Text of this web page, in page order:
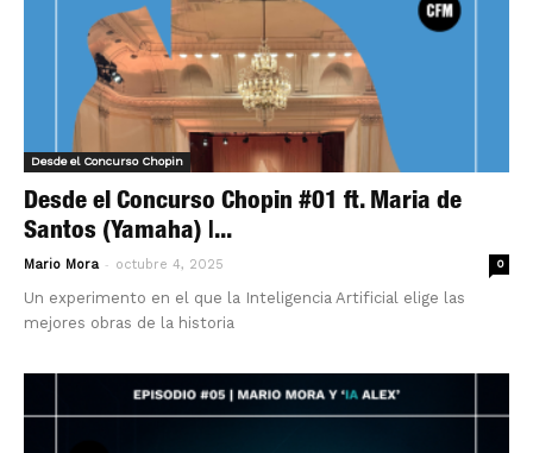
Desde el Concurso Chopin
Desde el Concurso Chopin #01 ft. Maria de
Santos (Yamaha) |...
Mario Mora - octubre 4, 2025 0
Un experimento en el que la Inteligencia Artificial elige las
mejores obras de la historia